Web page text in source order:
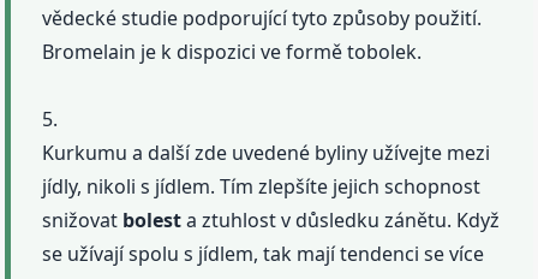
vědecké studie podporující tyto způsoby použití.
Bromelain je k dispozici ve formě tobolek.
5.
Kurkumu a další zde uvedené byliny užívejte mezi
jídly, nikoli s jídlem. Tím zlepšíte jejich schopnost
snižovat bolesta ztuhlost v důsledku zánětu. Když
se užívají spolu s jídlem, tak mají tendenci se více